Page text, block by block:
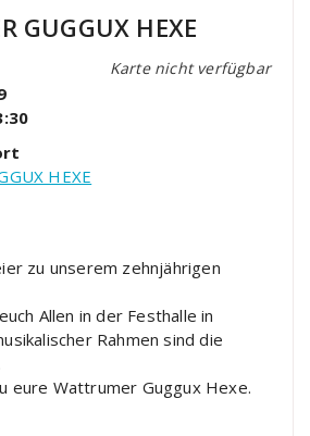
GUGGUX HEXE
Karte nicht verfügbar
HEXE
zu unserem zehnjährigen
Allen in der Festhalle in
Rahmen sind die
eure Wattrumer Guggux Hexe.